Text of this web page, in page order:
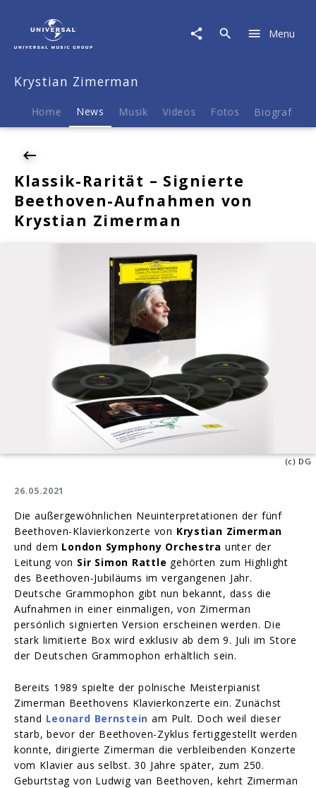
Zimerman
News
Klassik-
Signierte
Aufnahmen
Krystian
Zimerman
Menu
Krystian Zimerman
Home News Musik Videos Fotos Biografie
Klassik-Rarität – Signierte
Beethoven-Aufnahmen von
Krystian Zimerman
(c) DG
26.05.2021
Die außergewöhnlichen Neuinterpretationen der fünf
Beethoven-Klavierkonzerte von Krystian Zimerman
und dem London Symphony Orchestra unter der
Leitung von Sir Simon Rattle gehörten zum Highlight
des Beethoven-Jubiläums im vergangenen Jahr.
Deutsche Grammophon gibt nun bekannt, dass die
Aufnahmen in einer einmaligen, von Zimerman
persönlich signierten Version erscheinen werden. Die
stark limitierte Box wird exklusiv ab dem 9. Juli im Store
der Deutschen Grammophon erhältlich sein.
Bereits 1989 spielte der polnische Meisterpianist
Zimerman Beethovens Klavierkonzerte ein. Zunächst
stand Leonard Bernstein am Pult. Doch weil dieser
starb, bevor der Beethoven-Zyklus fertiggestellt werden
konnte, dirigierte Zimerman die verbleibenden Konzerte
vom Klavier aus selbst. 30 Jahre später, zum 250.
Geburtstag von Ludwig van Beethoven, kehrt Zimerman